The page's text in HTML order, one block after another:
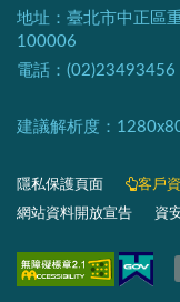
地址：臺北市中正
100006
電話：(02)23493456
建議解析度：
隱私保護頁面​ 客戶
網站資料開放宣告
資